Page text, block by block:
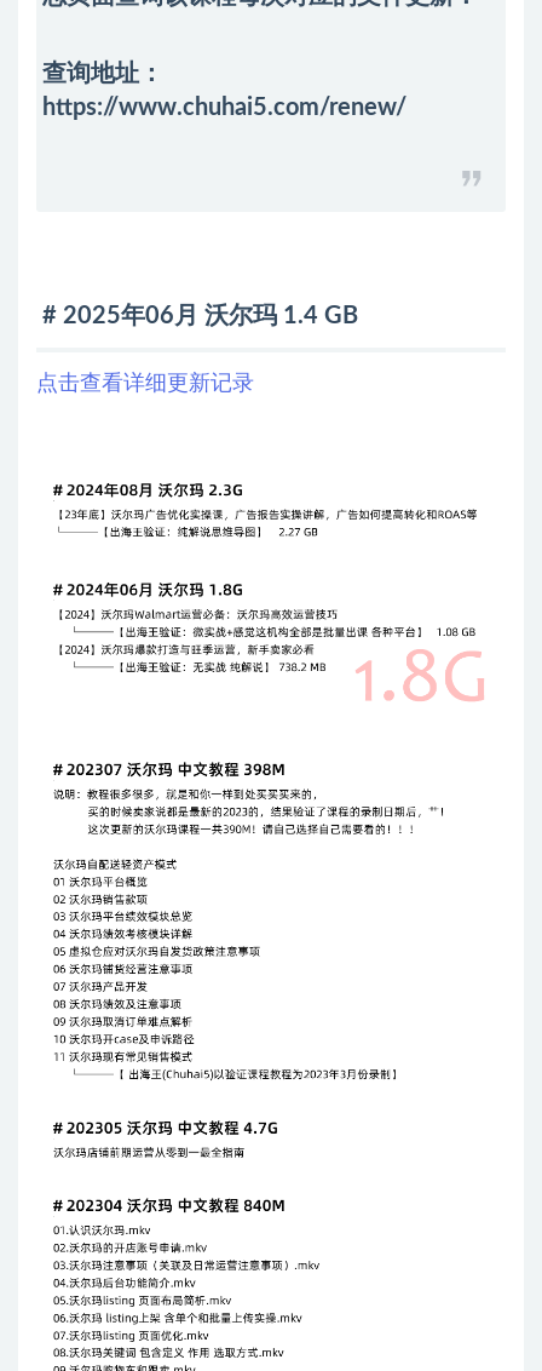
查询地址：
https://www.chuhai5.com/renew/
# 2025年06月 沃尔玛 1.4 GB
点击查看详细更新记录